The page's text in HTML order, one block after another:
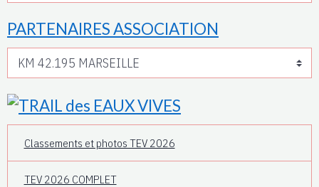
PARTENAIRES ASSOCIATION
Classements et photos TEV 2026
TEV 2026 COMPLET